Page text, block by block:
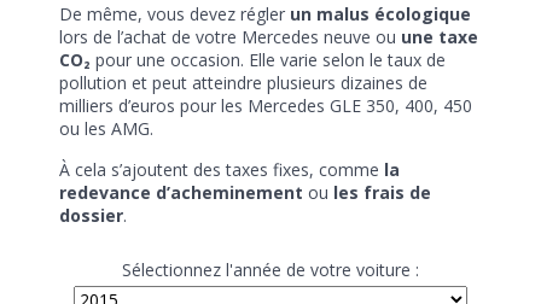
De même, vous devez régler un malus écologique
lors de l’achat de votre Mercedes neuve ou une taxe
CO₂ pour une occasion. Elle varie selon le taux de
pollution et peut atteindre plusieurs dizaines de
milliers d’euros pour les Mercedes GLE 350, 400, 450
ou les AMG.
À cela s’ajoutent des taxes fixes, comme la
redevance d’acheminement ou les frais de
dossier.
Sélectionnez l'année de votre voiture :